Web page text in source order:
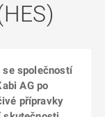
se společností
AG po
přípravky